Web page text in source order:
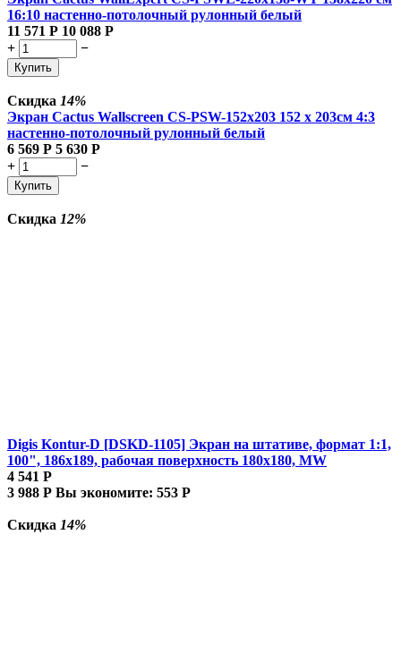
16:10 настенно-потолочный рулонный белый
11 571 Р 10 088 Р
+
−
Купить
Скидка 14%
Экран Cactus Wallscreen CS-PSW-152x203 152 x 203см 4:3
настенно-потолочный рулонный белый
6 569 Р 5 630 Р
+
−
Купить
Скидка 12%
Digis Kontur-D [DSKD-1105] Экран на штативе, формат 1:1,
100", 186x189, рабочая поверхность 180x180, MW
4 541 Р
3 988 Р Вы экономите: 553 Р
Скидка 14%